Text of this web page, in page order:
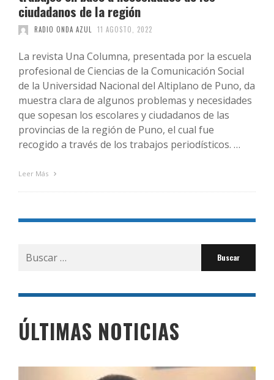
ciudadanos de la región
RADIO ONDA AZUL 11 AGOSTO, 2022
La revista Una Columna, presentada por la escuela
profesional de Ciencias de la Comunicación Social
de la Universidad Nacional del Altiplano de Puno, da
muestra clara de algunos problemas y necesidades
que sopesan los escolares y ciudadanos de las
provincias de la región de Puno, el cual fue
recogido a través de los trabajos periodísticos. …
Leer Más
Buscar
por:
ÚLTIMAS NOTICIAS